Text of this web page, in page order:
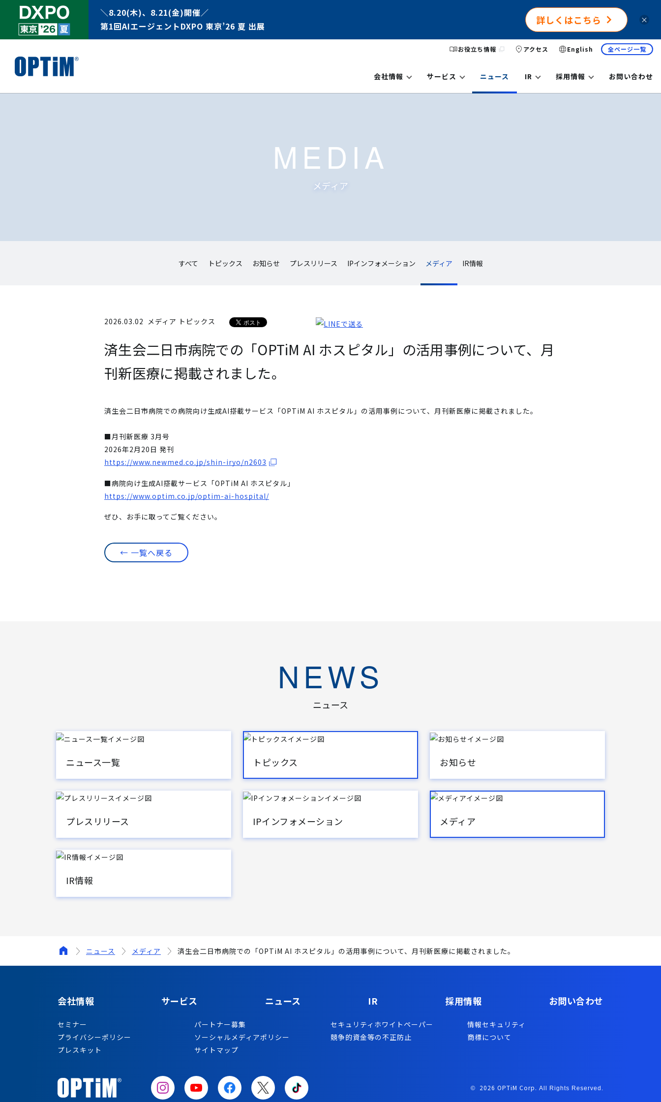
＼8.20(木)、8.21(金)開催／
第1回AIエージェントDXPO 東京’26 夏 出展
詳しくはこちら ×
お役立ち情報 アクセス English 全ページ一覧
会社情報 サービス ニュース IR 採用情報 お問い合わせ
MEDIA
メディア
すべて トピックス お知らせ プレスリリース IPインフォメーション メディア IR情報
2026.03.02 メディア トピックス
済生会二日市病院での「OPTiM AI ホスピタル」の活用事例について、月
刊新医療に掲載されました。
済生会二日市病院での病院向け生成AI搭載サービス「OPTiM AI ホスピタル」の活用事例について、月刊新医療に掲載されました。
■月刊新医療 3月号
2026年2月20日 発刊
https://www.newmed.co.jp/shin-iryo/n2603
■病院向け生成AI搭載サービス「OPTiM AI ホスピタル」
https://www.optim.co.jp/optim-ai-hospital/
ぜひ、お手に取ってご覧ください。
← 一覧へ戻る
NEWS
ニュース
ニュース一覧 トピックス お知らせ
プレスリリース IPインフォメーション メディア
IR情報
ニュース メディア 済生会二日市病院での「OPTiM AI ホスピタル」の活用事例について、月刊新医療に掲載されました。
会社情報 サービス ニュース IR 採用情報 お問い合わせ
セミナー パートナー募集 セキュリティホワイトペーパー
情報セキュリティ
プライバシーポリシー
ソーシャルメディアポリシー 競争的資金等の不正防止
商標について
プレスキット
サイトマップ
© 2026 OPTiM Corp. All Rights Reserved.